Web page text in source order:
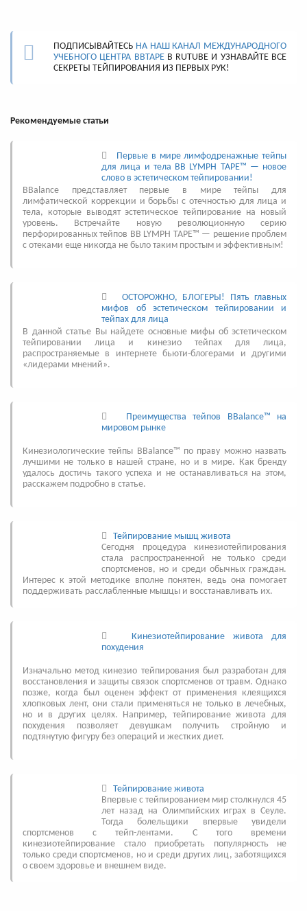
ПОДПИСЫВАЙТЕСЬ НА НАШ КАНАЛ МЕЖДУНАРОДНОГО
УЧЕБНОГО ЦЕНТРА BBTAPEВ RUTUBE И УЗНАВАЙТЕ ВСЕ
СЕКРЕТЫ ТЕЙПИРОВАНИЯ ИЗ ПЕРВЫХ РУК!
Рекомендуемые статьи
Первые в мире лимфодренажные тейпы
для лица и тела BB LYMPH TAPE™ — новое
слово в эстетическом тейпировании!
BBalance представляет первые в мире тейпы для
лимфатической коррекции и борьбы с отечностью для лица и
тела, которые выводят эстетическое тейпирование на новый
уровень. Встречайте новую революционную серию
перфорированных тейпов BB LYMPH TAPE™ — решение проблем
с отеками еще никогда не было таким простым и эффективным!
ОСТОРОЖНО, БЛОГЕРЫ! Пять главных
мифов об эстетическом тейпировании и
тейпах для лица
В данной статье Вы найдете основные мифы об эстетическом
тейпировании лица и кинезио тейпах для лица,
распространяемые в интернете бьюти-блогерами и другими
«лидерами мнений».
Преимущества тейпов BBalance™ на
мировом рынке
Кинезиологические тейпы BBalance™ по праву можно назвать
лучшими не только в нашей стране, но и в мире. Как бренду
удалось достичь такого успеха и не останавливаться на этом,
расскажем подробно в статье.
Тейпирование мышц живота
Сегодня процедура кинезиотейпирования
стала распространенной не только среди
спортсменов, но и среди обычных граждан.
Интерес к этой методике вполне понятен, ведь она помогает
поддерживать расслабленные мышцы и восстанавливать их.
Кинезиотейпирование живота для
похудения
Изначально метод кинезио тейпирования был разработан для
восстановления и защиты связок спортсменов от травм. Однако
позже, когда был оценен эффект от применения клеящихся
хлопковых лент, они стали применяться не только в лечебных,
но и в других целях. Например, тейпирование живота для
похудения позволяет девушкам получить стройную и
подтянутую фигуру без операций и жестких диет.
Тейпирование живота
Впервые с тейпированием мир столкнулся 45
лет назад на Олимпийских играх в Сеуле.
Тогда болельщики впервые увидели
спортсменов с тейп-лентами. С того времени
кинезиотейпирование стало приобретать популярность не
только среди спортсменов, но и среди других лиц, заботящихся
о своем здоровье и внешнем виде.